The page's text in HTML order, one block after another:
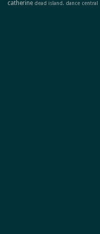
catherine dead island. dance central